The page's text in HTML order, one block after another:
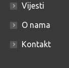
Vijesti
O nama
Kontakt